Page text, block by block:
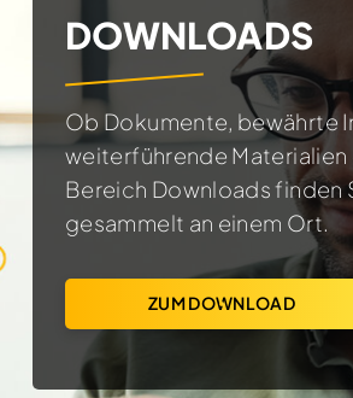
DOWNLOADS
Ob Dokumente, bewährte
weiterführende Materialien
Bereich Downloads finden
gesammelt an einem Ort.
ZUM DOWNLOAD